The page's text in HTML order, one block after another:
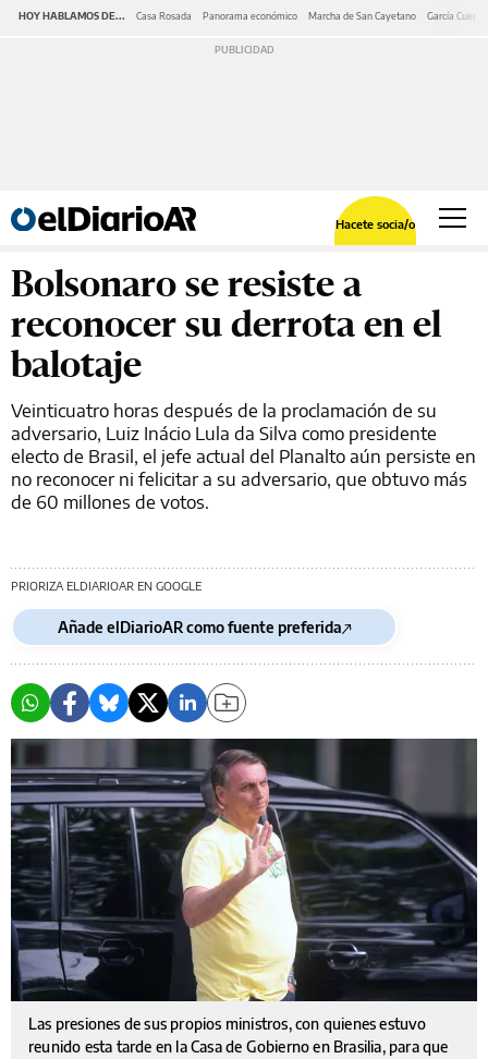
HOY HABLAMOS DE... Casa Rosada Panorama económico Marcha de San Cayetano García Cuerva
Hacete socia/o
Bolsonaro se resiste a
reconocer su derrota en el
balotaje
Veinticuatro horas después de la proclamación de su
adversario, Luiz Inácio Lula da Silva como presidente
electo de Brasil, el jefe actual del Planalto aún persiste en
no reconocer ni felicitar a su adversario, que obtuvo más
de 60 millones de votos.
PRIORIZA ELDIARIOAR EN GOOGLE
Añade elDiarioAR como fuente preferida
Las presiones de sus propios ministros, con quienes estuvo
reunido esta tarde en la Casa de Gobierno en Brasilia, para que